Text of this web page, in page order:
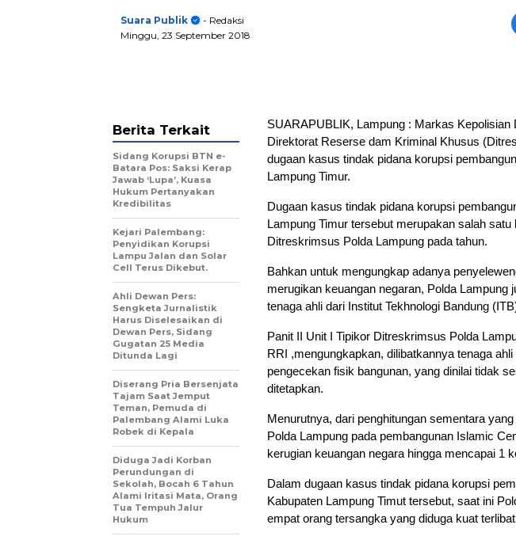
Suara Publik
- Redaksi
Minggu, 23 September 2018
SUARAPUBLIK, Lampung : Markas Kepolisian
Direktorat Reserse dam Kriminal Khusus
dugaan kasus tindak pidana korupsi
Lampung Timur.
Dugaan kasus tindak pidana korupsi
Lampung Timur tersebut merupakan salah
Ditreskrimsus Polda Lampung pada tahun.
Bahkan untuk mengungkap adanya
merugikan keuangan negaran, Polda Lampung
tenaga ahli dari Institut Tekhnologi Bandung
Panit II Unit I Tipikor Ditreskrimsus Polda
RRI ,mengungkapkan, dilibatkannya tenaga
pengecekan fisik bangunan, yang dinilai tidak
ditetapkan.
Menurutnya, dari penghitungan sementara
Polda Lampung pada pembangunan Islamic
kerugian keuangan negara hingga mencapai 1
Dalam dugaan kasus tindak pidana korupsi
Kabupaten Lampung Timut tersebut, saat ini
empat orang tersangka yang diduga kuat
Berita Terkait
Sidang Korupsi BTN e-
Batara Pos: Saksi Kerap
Jawab ‘Lupa’, Kuasa
Hukum Pertanyakan
Kredibilitas
Kejari Palembang:
Penyidikan Korupsi
Lampu Jalan dan Solar
Cell Terus Dikebut.
Ahli Dewan Pers:
Sengketa Jurnalistik
Harus Diselesaikan di
Dewan Pers, Sidang
Gugatan 25 Media
Ditunda Lagi
Diserang Pria Bersenjata
Tajam Saat Jemput
Teman, Pemuda di
Palembang Alami Luka
Robek di Kepala
Diduga Jadi Korban
Perundungan di
Sekolah, Bocah 6 Tahun
Alami Iritasi Mata, Orang
Tua Tempuh Jalur
Hukum